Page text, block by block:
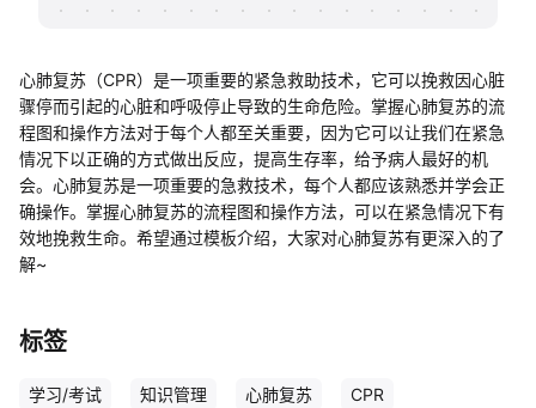
心肺复苏（CPR）是一项重要的紧急救助技术，它可以挽救因心脏
骤停而引起的心脏和呼吸停止导致的生命危险。掌握心肺复苏的流
程图和操作方法对于每个人都至关重要，因为它可以让我们在紧急
情况下以正确的方式做出反应，提高生存率，给予病人最好的机
会。心肺复苏是一项重要的急救技术，每个人都应该熟悉并学会正
确操作。掌握心肺复苏的流程图和操作方法，可以在紧急情况下有
效地挽救生命。希望通过模板介绍，大家对心肺复苏有更深入的了
解~
标签
学习/考试 知识管理 心肺复苏 CPR